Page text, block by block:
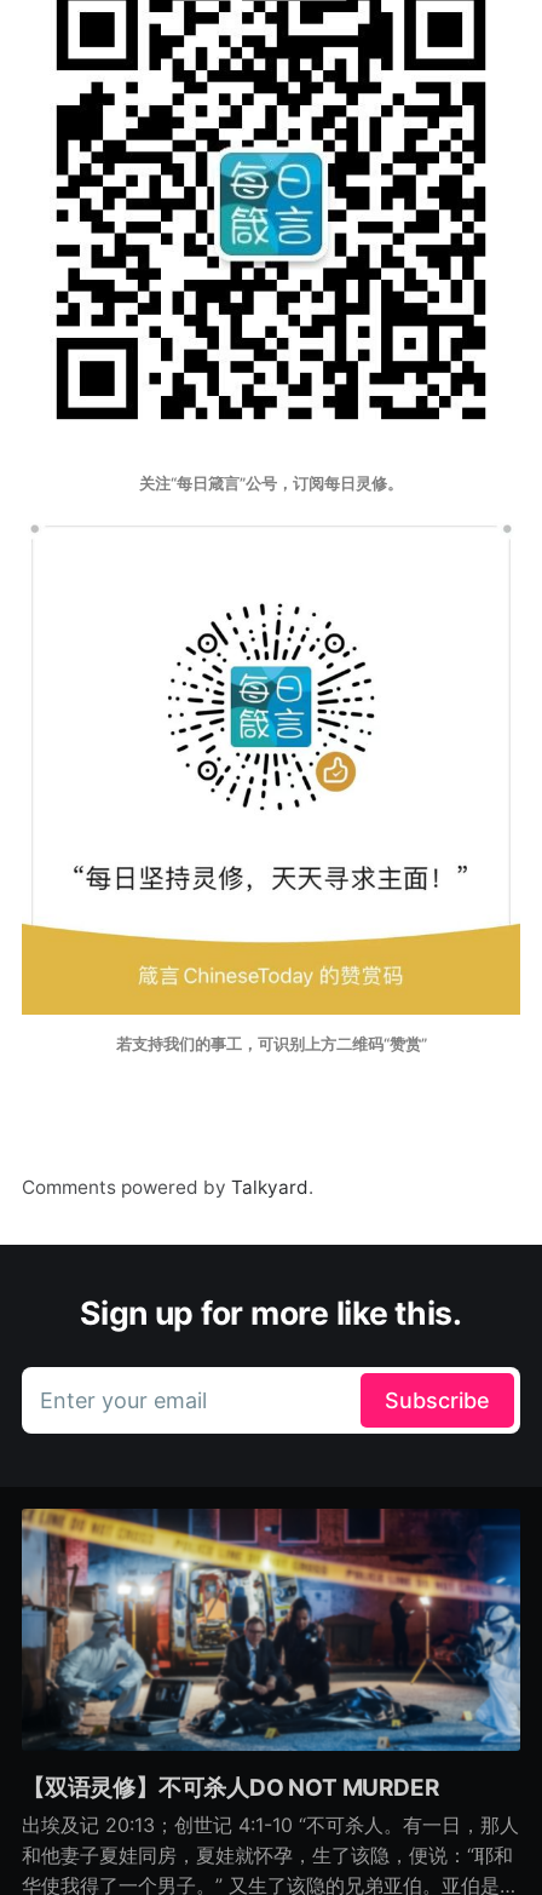
关注“每日箴言”公号，订阅每日灵修。
若支持我们的事工，可识别上方二维码“赞赏”
Comments powered by Talkyard.
Sign up for more like this.
Enter your email Subscribe
【双语灵修】不可杀人DO NOT MURDER
出埃及记 20:13；创世记 4:1-10 “不可杀人。有一日，那人
和他妻子夏娃同房，夏娃就怀孕，生了该隐，便说：“耶和
华使我得了一个男子。” 又生了该隐的兄弟亚伯。亚伯是牧